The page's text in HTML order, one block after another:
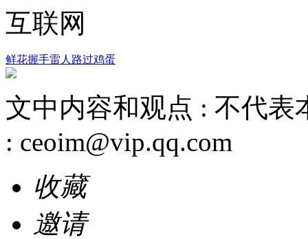
互联网
鲜花握手雷人 路过鸡蛋
文中内容和观点 : 不代表
: ceoim@vip.qq.com
收藏
邀请